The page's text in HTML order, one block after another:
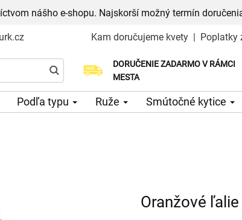
nášho e-shopu. Najskorší možný termín
Kam doručujeme kvety | Poplatky
DORUČENIE ZADARMO V RÁMCI
MESTA
Podľa typu Ruže Smútočné kytice
Oranžové